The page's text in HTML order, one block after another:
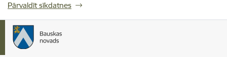
Pārvaldīt sīkdatnes